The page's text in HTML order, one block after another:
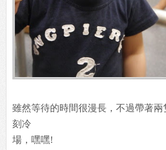
雖然等待的時間很漫長，不過帶著
刻冷
場，嘿嘿!